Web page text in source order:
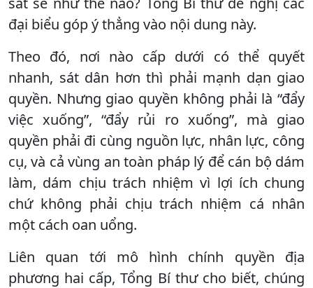
đại biểu góp ý thẳng vào nội dung này.
Theo đó, nơi nào cấp dưới có thể quyết
nhanh, sát dân hơn thì phải mạnh dạn giao
quyền. Nhưng giao quyền không phải là “đẩy
việc xuống”, “đẩy rủi ro xuống”, mà giao
quyền phải đi cùng nguồn lực, nhân lực, công
cụ, và cả vùng an toàn pháp lý để cán bộ dám
làm, dám chịu trách nhiệm vì lợi ích chung
chứ không phải chịu trách nhiệm cá nhân
một cách oan uổng.
Liên quan tới mô hình chính quyền địa
phương hai cấp, Tổng Bí thư cho biết, chúng